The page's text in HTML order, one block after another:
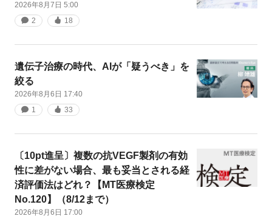
2026年8月7日 5:00
2
18
遺伝子治療の時代、AIが「疑うべき」を
絞る
2026年8月6日 17:40
1
33
〔10pt進呈〕複数の抗VEGF製剤の有効
性に差がない場合、最も妥当とされる経
済評価法はどれ？【MT医療検定
No.120】（8/12まで）
2026年8月6日 17:00